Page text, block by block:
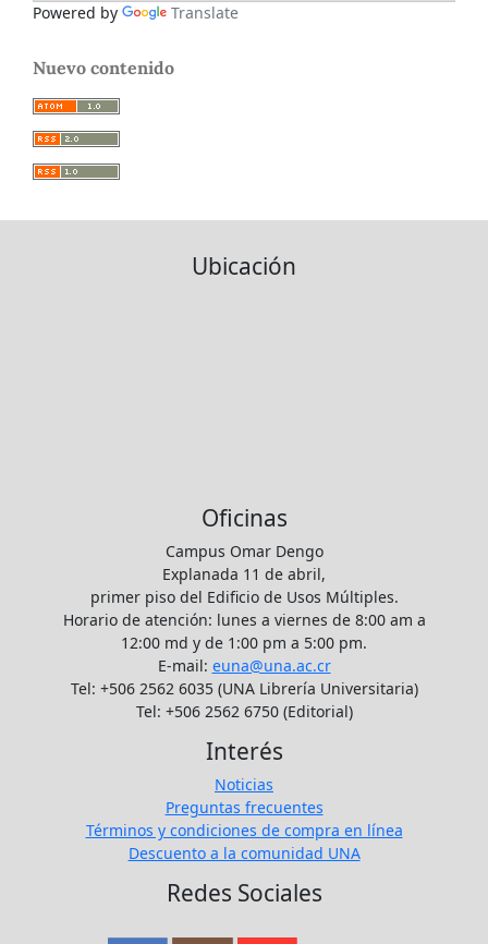
Powered by Translate
Nuevo contenido
Ubicación
Oficinas
Campus Omar Dengo
Explanada 11 de abril,
primer piso del Edificio de Usos Múltiples.
Horario de atención: lunes a viernes de 8:00 am a
12:00 md y de 1:00 pm a 5:00 pm.
E-mail: euna@una.ac.cr
Tel: +506 2562 6035 (UNA Librería Universitaria)
Tel: +506 2562 6750 (Editorial)
Interés
Noticias
Preguntas frecuentes
Términos y condiciones de compra en línea
Descuento a la comunidad UNA
Redes Sociales